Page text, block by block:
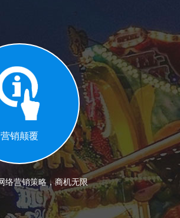
营销颠覆
络营销策略，商机无限